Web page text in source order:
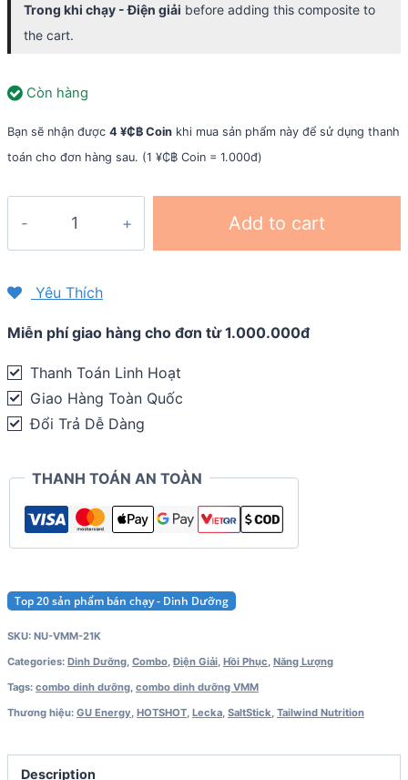
Trong khi chạy - Điện giải before adding this composite to
the cart.
Còn hàng
Bạn sẽ nhận được 4 ¥₵฿ Coin khi mua sản phẩm này để sử dụng thanh
toán cho đơn hàng sau. (1 ¥₵฿ Coin = 1.000đ)
Vietnam
Marathon
-
21K
quantity
Add to cart
Yêu Thích
Miễn phí giao hàng cho đơn từ 1.000.000đ
Thanh Toán Linh Hoạt
Giao Hàng Toàn Quốc
Đổi Trả Dễ Dàng
THANH TOÁN AN TOÀN
Top 20 sản phẩm bán chạy - Dinh Dưỡng
SKU: NU-VMM-21K
Categories: Dinh Dưỡng, Combo,Điện Giải, Hồi Phục, Năng Lượng
Tags: combo dinh dưỡng, combo dinh dưỡng VMM
Thương hiệu: GU Energy, HOTSHOT, Lecka, SaltStick, Tailwind Nutrition
Description